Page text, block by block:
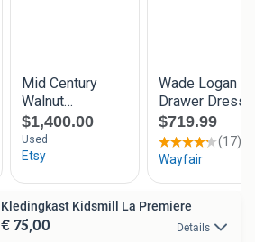
Kledingkast Kidsmill La Premiere
€ 75,00 Details